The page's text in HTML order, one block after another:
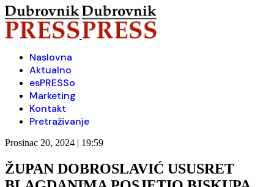
Naslovna
Aktualno
esPRESSo
Marketing
Kontakt
Pretraživanje
Prosinac 20, 2024 | 19:59
ŽUPAN DOBROSLAVIĆ USUSRET